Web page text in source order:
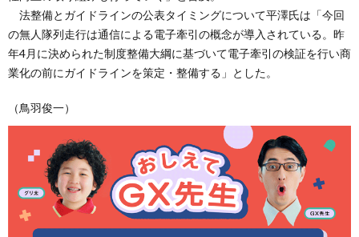
法整備とガイドラインの公表タイミングについて平澤氏は「今回
の無人隊列走行は通信による電子牽引の概念が導入されている。昨
年4月に決められた制度整備大綱に基づいて電子牽引の検証を行い商
業化の前にガイドラインを策定・整備する」とした。
（鳥羽俊一）